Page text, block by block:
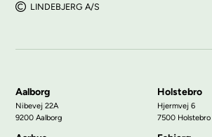
LINDEBJERG A/S
Aalborg
Nibevej 22A
9200 Aalborg
Holstebro
Hjermvej 6
7500 Holstebro